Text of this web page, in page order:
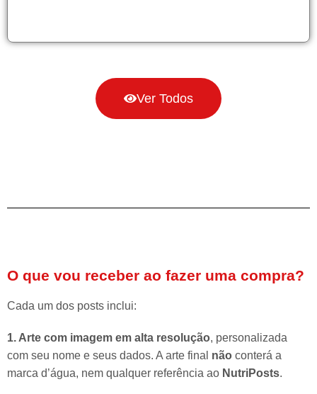
Ver Todos
O que vou receber ao fazer uma compra?
Cada um dos posts inclui:
1. Arte com imagem em alta resolução, personalizada
com seu nome e seus dados. A arte final não conterá a
marca d’água, nem qualquer referência ao NutriPosts.